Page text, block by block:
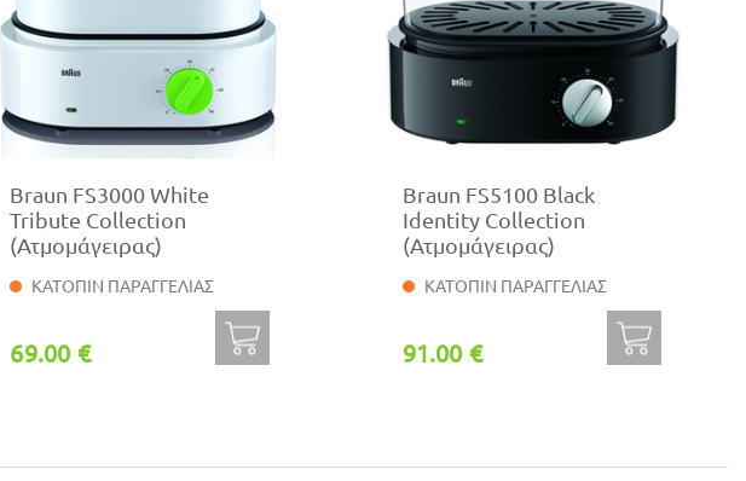
Braun FS3000 White
Tribute Collection
(Ατμομάγειρας)
ΚΑΤΟΠΙΝ ΠΑΡΑΓΓΕΛΙΑΣ
69.00 €
Braun FS5100 Black
Identity Collection
(Ατμομάγειρας)
ΚΑΤΟΠΙΝ ΠΑΡΑΓΓΕΛΙΑΣ
91.00 €